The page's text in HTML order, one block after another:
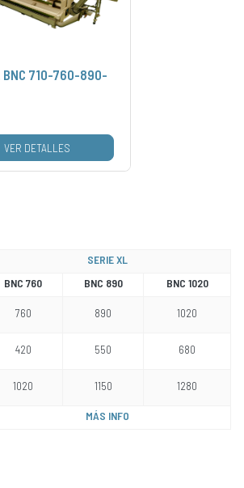
BNC 710-760-890-
VER DETALLES
SERIE XL
BNC 760 BNC 890
BNC 1020
760 890 1020
420 550 680
1020 1150 1280
MÁS INFO